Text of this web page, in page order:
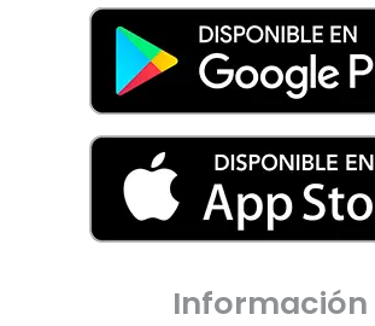
Información